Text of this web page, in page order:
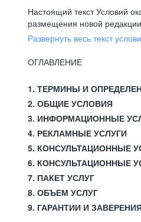
Настоящий текст Условий
размещения новой
Развернуть весь текст
ОГЛАВЛЕНИЕ
1. ТЕРМИНЫ И
2. ОБЩИЕ УСЛОВИЯ
3. ИНФОРМАЦИОННЫЕ
4. РЕКЛАМНЫЕ УСЛУГИ
5. КОНСУЛЬТАЦИОННЫЕ
6. КОНСУЛЬТАЦИОННЫЕ
7. ПАКЕТ УСЛУГ
8. ОБЪЕМ УСЛУГ
9. ГАРАНТИИ И